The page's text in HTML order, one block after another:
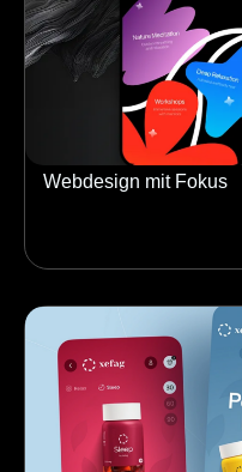
Webdesign mit Fokus